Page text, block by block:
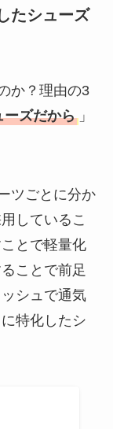
たシューズ
か？理由の3
ーズだから」
ツごとに分か
しているこ
とで軽量化
ことで前足
シュで通気
特化したシ